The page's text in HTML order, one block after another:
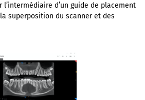
d’un guide de placement
superposition du scanner et des